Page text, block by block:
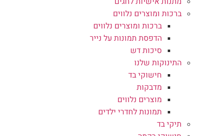
ברכות ומוצרים נלווים
ברכות ומוצרים נלווים
הדפסת תמונות על נייר
סיכות דש
התינוקות שלנו
חישוקי בד
מדבקות
מוצרים נלווים
תמונות לחדרי ילדים
תיקי בד